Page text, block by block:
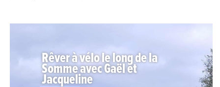
Rêver à vélo le long de la
Somme avec Gaël et
Jacqueline